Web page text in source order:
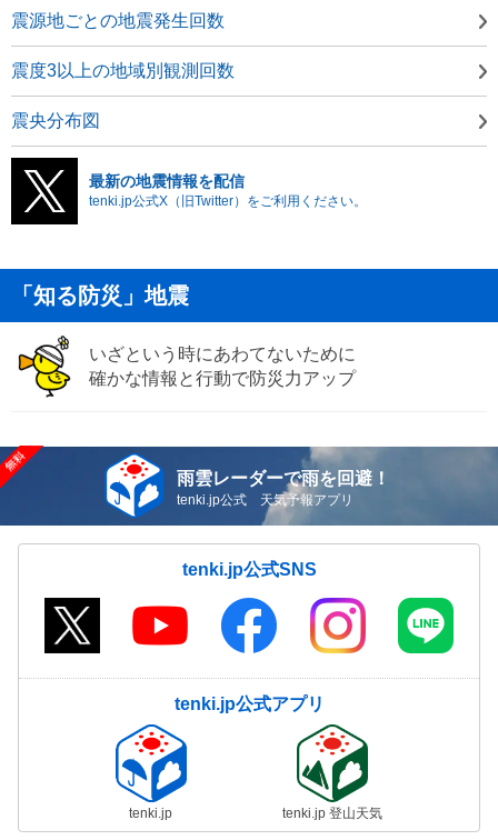
震源地ごとの地震発生回数
震度3以上の地域別観測回数
震央分布図
最新の地震情報を配信
tenki.jp公式X（旧Twitter）をご利用ください。
「知る防災」地震
いざという時にあわてないために
確かな情報と行動で防災力アップ
雨雲レーダーで雨を回避！
tenki.jp公式 天気予報アプリ
tenki.jp公式SNS
tenki.jp公式アプリ
tenki.jp tenki.jp 登山天気